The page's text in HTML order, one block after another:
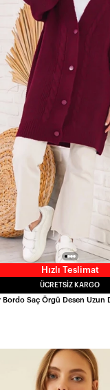
Hızlı Teslimat
ÜCRETSIZ KARGO